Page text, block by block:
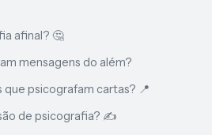
afinal? 🤔
mensagens do além?
psicografam cartas? 📍
de psicografia? ✍️